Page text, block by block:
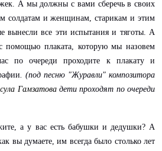
А мы должны с вами сберечь в своих
солдатам и женщинам, старикам и этим
вынесли все эти испытания и тяготы. А
помощью плаката, которую мы назовем
по очереди проходите к плакату и
. (под песню "Журавли" композитора
Гамзатовадети проходят по очереди
а у вас есть бабушки и дедушки? А
вы думаете, им всегда было столько лет